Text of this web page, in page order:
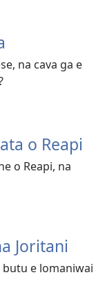
na cava ga e
o Reapi
o Reapi, na
Joritani
butu e lomaniwai